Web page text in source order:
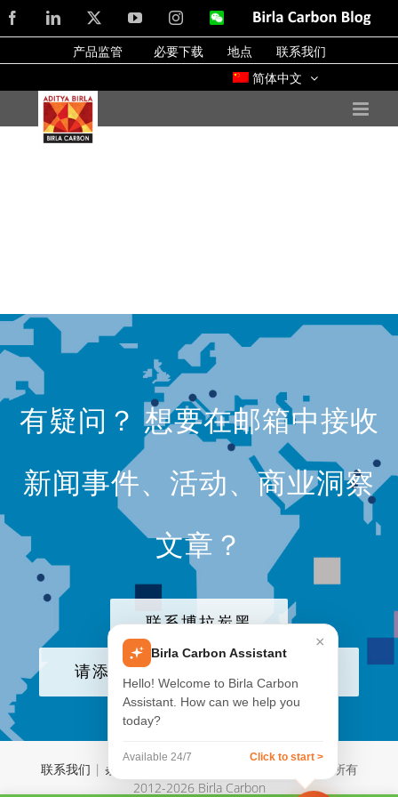
Skip
to
content
FacebookLinkedIn YouTubeInstagramWeChatBirla
Blog
产品监管 必要下载 地点
联系我们
简体中文
有疑问？ 想要在邮箱中接收
新闻事件、活动、商业洞察
文章？
联系博拉炭黑
请添加我们公司至电子邮件列表
联系我们 | 条款与条件
| © 版权所有
2012-2026 Birla Carbon
×
Birla Carbon Assistant
Hello! Welcome to Birla Carbon
Assistant. How can we help you
today?
Available 24/7 Click to start >